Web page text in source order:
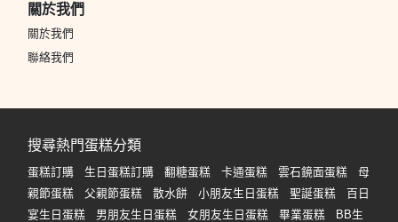
關於我們
關於我們
聯絡我們
搜尋熱門蛋糕分類
蛋糕訂購 生日蛋糕訂購 翻糖蛋糕 卡通蛋糕 雲石鏡面蛋糕
母
親節蛋糕
父親節蛋糕 散水餅 小朋友生日蛋糕 聖誕蛋糕
百日
宴生日蛋糕
男朋友生日蛋糕 女朋友生日蛋糕 畢業蛋糕
BB生